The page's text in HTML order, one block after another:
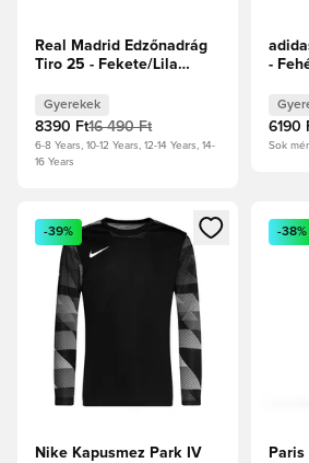
Real Madrid Edzőnadrág
Tiro 25 - Fekete/Lila
Gyerekek
8390 Ft16 490 Ft
6-8 Years, 10-12 Years, 12-14 Years, 14-
16 Years
-
6190
Sok
Megnyit egy modált a
-39%
Nike Kapusmez Park IV
-38%